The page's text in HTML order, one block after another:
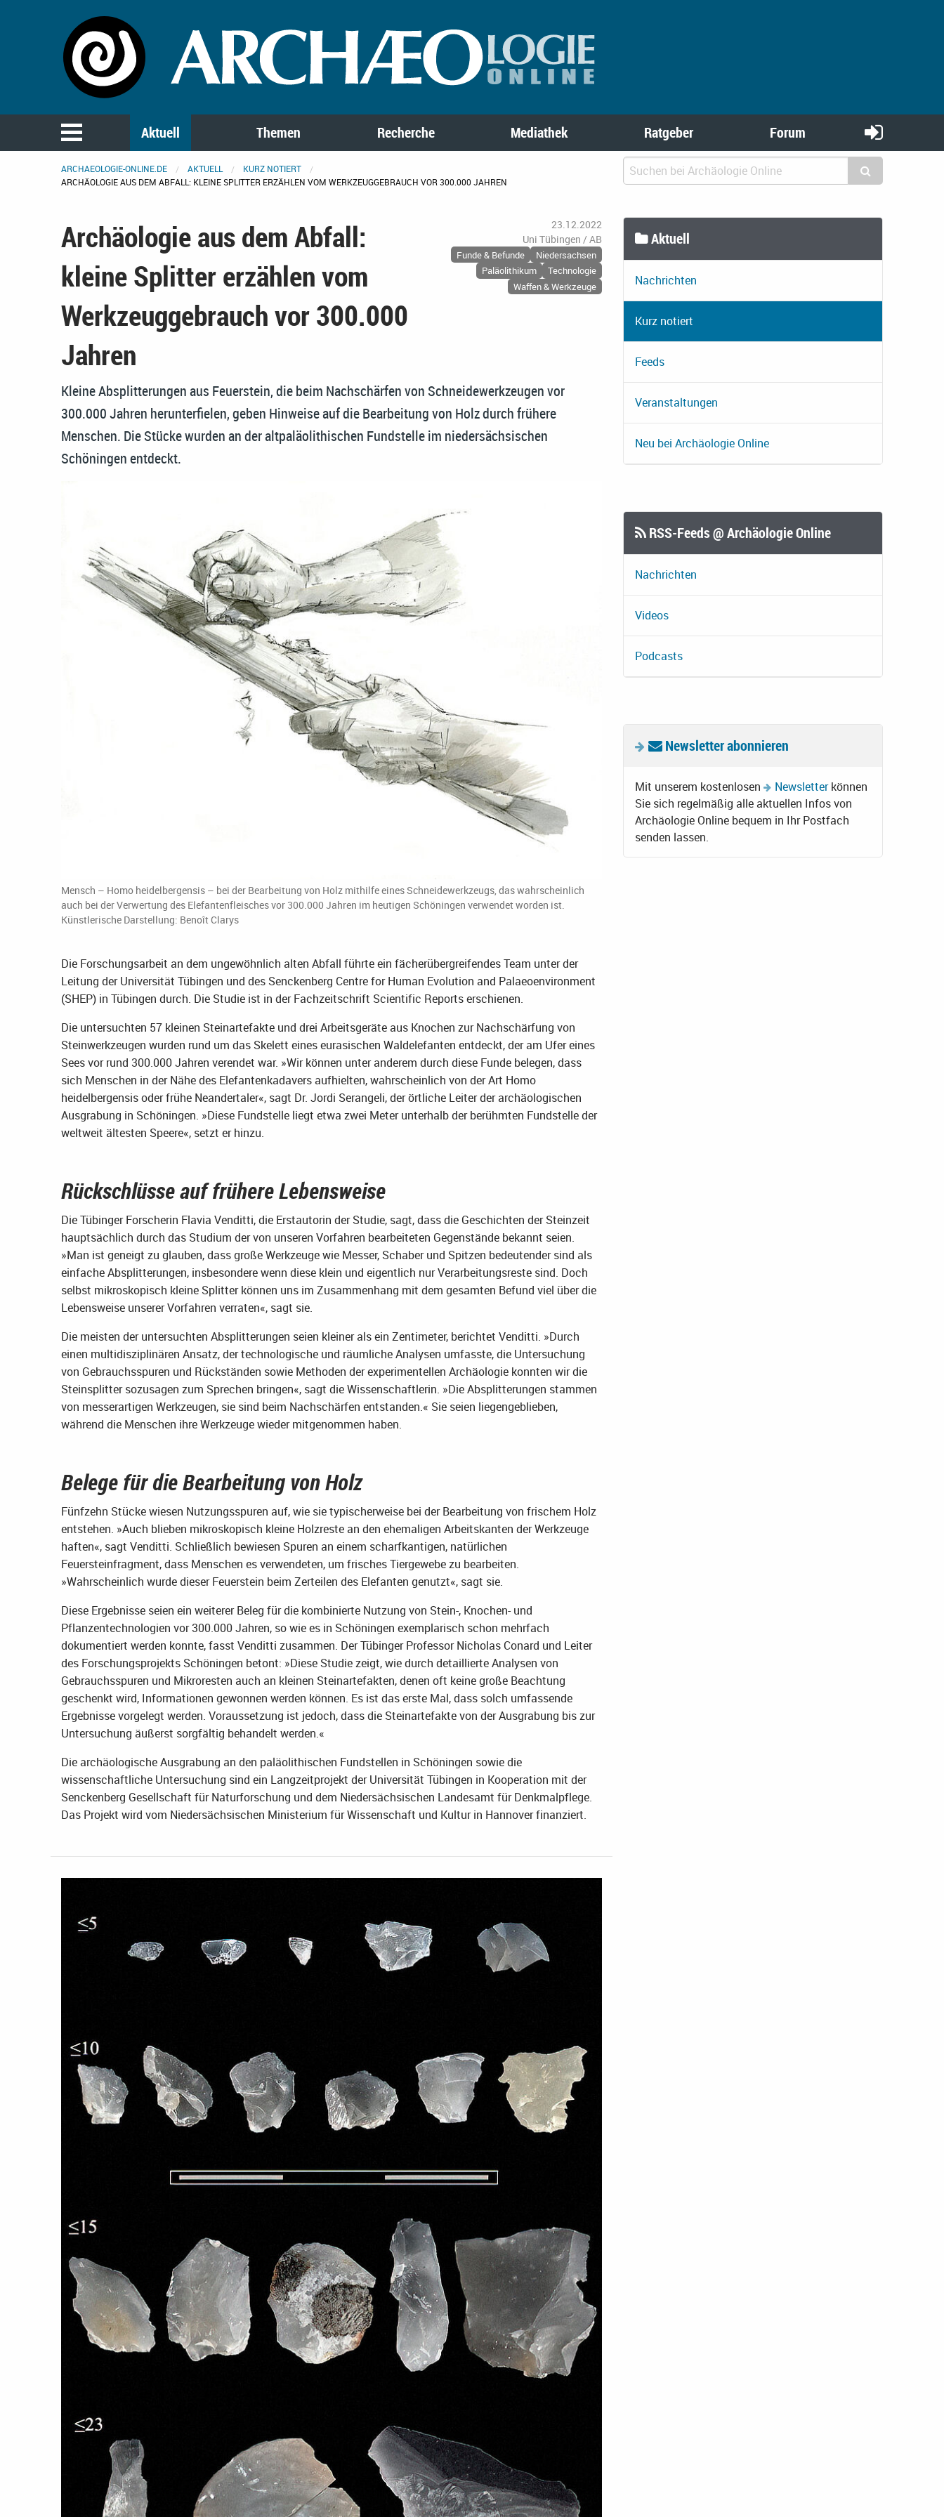
Aktuell Themen Recherche Mediathek Ratgeber Forum
ARCHAEOLOGIE-ONLINE.DE AKTUELL
KURZ NOTIERT
ARCHÄOLOGIE AUS DEM ABFALL: KLEINE SPLITTER ERZÄHLEN VOM WERKZEUGGEBRAUCH VOR 300.000 JAHREN
Archäologie aus dem Abfall:
kleine Splitter erzählen vom
Werkzeuggebrauch vor 300.000
Jahren
23.12.2022
Uni Tübingen / AB
Funde & Befunde
Niedersachsen
Paläolithikum
Technologie
Waffen & Werkzeuge
Kleine Absplitterungen aus Feuerstein, die beim Nachschärfen von Schneidewerkzeugen vor
300.000 Jahren herunterfielen, geben Hinweise auf die Bearbeitung von Holz durch frühere
Menschen. Die Stücke wurden an der altpaläolithischen Fundstelle im niedersächsischen
Schöningen entdeckt.
Mensch – Homo heidelbergensis – bei der Bearbeitung von Holz mithilfe eines Schneidewerkzeugs, das wahrscheinlich
auch bei der Verwertung des Elefantenfleisches vor 300.000 Jahren im heutigen Schöningen verwendet worden ist.
Künstlerische Darstellung: Benoît Clarys
Die Forschungsarbeit an dem ungewöhnlich alten Abfall führte ein fächerübergreifendes Team unter der
Leitung der Universität Tübingen und des Senckenberg Centre for Human Evolution and Palaeoenvironment
(SHEP) in Tübingen durch. Die Studie ist in der Fachzeitschrift Scientific Reports erschienen.
Die untersuchten 57 kleinen Steinartefakte und drei Arbeitsgeräte aus Knochen zur Nachschärfung von
Steinwerkzeugen wurden rund um das Skelett eines eurasischen Waldelefanten entdeckt, der am Ufer eines
Sees vor rund 300.000 Jahren verendet war. »Wir können unter anderem durch diese Funde belegen, dass
sich Menschen in der Nähe des Elefantenkadavers aufhielten, wahrscheinlich von der Art Homo
heidelbergensis oder frühe Neandertaler«, sagt Dr. Jordi Serangeli, der örtliche Leiter der archäologischen
Ausgrabung in Schöningen. »Diese Fundstelle liegt etwa zwei Meter unterhalb der berühmten Fundstelle der
weltweit ältesten Speere«, setzt er hinzu.
Rückschlüsse auf frühere Lebensweise
Die Tübinger Forscherin Flavia Venditti, die Erstautorin der Studie, sagt, dass die Geschichten der Steinzeit
hauptsächlich durch das Studium der von unseren Vorfahren bearbeiteten Gegenstände bekannt seien.
»Man ist geneigt zu glauben, dass große Werkzeuge wie Messer, Schaber und Spitzen bedeutender sind als
einfache Absplitterungen, insbesondere wenn diese klein und eigentlich nur Verarbeitungsreste sind. Doch
selbst mikroskopisch kleine Splitter können uns im Zusammenhang mit dem gesamten Befund viel über die
Lebensweise unserer Vorfahren verraten«, sagt sie.
Die meisten der untersuchten Absplitterungen seien kleiner als ein Zentimeter, berichtet Venditti. »Durch
einen multidisziplinären Ansatz, der technologische und räumliche Analysen umfasste, die Untersuchung
von Gebrauchsspuren und Rückständen sowie Methoden der experimentellen Archäologie konnten wir die
Steinsplitter sozusagen zum Sprechen bringen«, sagt die Wissenschaftlerin. »Die Absplitterungen stammen
von messerartigen Werkzeugen, sie sind beim Nachschärfen entstanden.« Sie seien liegengeblieben,
während die Menschen ihre Werkzeuge wieder mitgenommen haben.
Belege für die Bearbeitung von Holz
Fünfzehn Stücke wiesen Nutzungsspuren auf, wie sie typischerweise bei der Bearbeitung von frischem Holz
entstehen. »Auch blieben mikroskopisch kleine Holzreste an den ehemaligen Arbeitskanten der Werkzeuge
haften«, sagt Venditti. Schließlich bewiesen Spuren an einem scharfkantigen, natürlichen
Feuersteinfragment, dass Menschen es verwendeten, um frisches Tiergewebe zu bearbeiten.
»Wahrscheinlich wurde dieser Feuerstein beim Zerteilen des Elefanten genutzt«, sagt sie.
Diese Ergebnisse seien ein weiterer Beleg für die kombinierte Nutzung von Stein-, Knochen- und
Pflanzentechnologien vor 300.000 Jahren, so wie es in Schöningen exemplarisch schon mehrfach
dokumentiert werden konnte, fasst Venditti zusammen. Der Tübinger Professor Nicholas Conard und Leiter
des Forschungsprojekts Schöningen betont: »Diese Studie zeigt, wie durch detaillierte Analysen von
Gebrauchsspuren und Mikroresten auch an kleinen Steinartefakten, denen oft keine große Beachtung
geschenkt wird, Informationen gewonnen werden können. Es ist das erste Mal, dass solch umfassende
Ergebnisse vorgelegt werden. Voraussetzung ist jedoch, dass die Steinartefakte von der Ausgrabung bis zur
Untersuchung äußerst sorgfältig behandelt werden.«
Die archäologische Ausgrabung an den paläolithischen Fundstellen in Schöningen sowie die
wissenschaftliche Untersuchung sind ein Langzeitprojekt der Universität Tübingen in Kooperation mit der
Senckenberg Gesellschaft für Naturforschung und dem Niedersächsischen Landesamt für Denkmalpflege.
Das Projekt wird vom Niedersächsischen Ministerium für Wissenschaft und Kultur in Hannover finanziert.
Aktuell
Nachrichten
Kurz notiert
Feeds
Veranstaltungen
Neu bei Archäologie Online
RSS-Feeds @ Archäologie Online
Nachrichten
Videos
Podcasts
Newsletter abonnieren
Mit unserem kostenlosen Newsletterkönnen
Sie sich regelmäßig alle aktuellen Infos von
Archäologie Online bequem in Ihr Postfach
senden lassen.